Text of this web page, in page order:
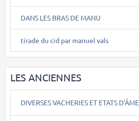
DANS LES BRAS DE MANU
tirade du cid par manuel vals
LES ANCIENNES
DIVERSES VACHERIES ET ETATS D'ÂME